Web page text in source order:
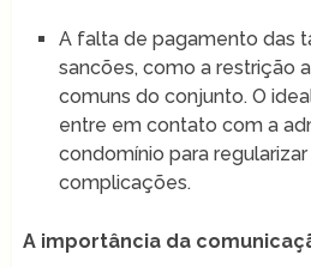
A falta de pagamento das
sancões, como a restrição
comuns do conjunto. O
entre em contato com a
condomínio para
complicações.
A importância da